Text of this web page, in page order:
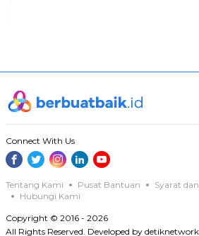
Connect With Us
Tentang Kami Pusat Bantuan
Syarat
Hubungi Kami
Copyright © 2016 - 2026
All Rights Reserved. Developed by detiknetwork